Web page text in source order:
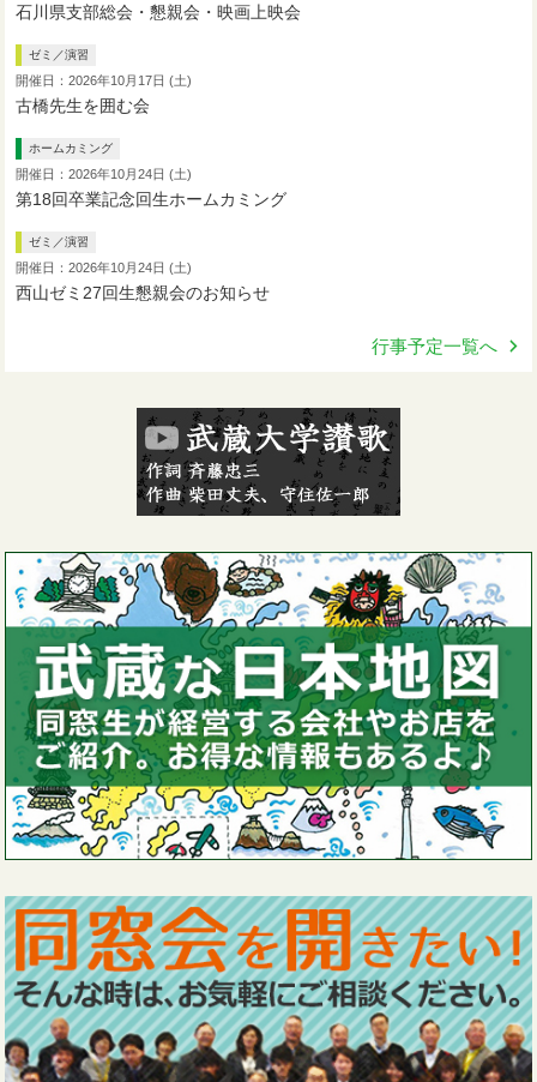
石川県支部総会・懇親会・映画上映会
ゼミ／演習
開催日：2026年10月17日 (土)
古橋先生を囲む会
ホームカミング
開催日：2026年10月24日 (土)
第18回卒業記念回生ホームカミング
ゼミ／演習
開催日：2026年10月24日 (土)
西山ゼミ27回生懇親会のお知らせ
行事予定一覧へ